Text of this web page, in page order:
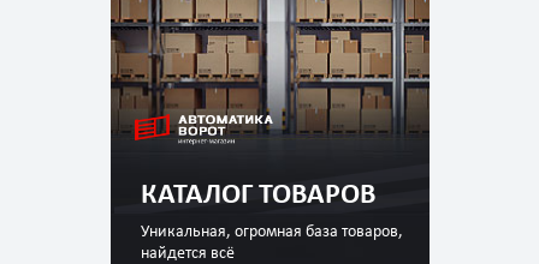
КАТАЛОГ ТОВАРОВ
Уникальная, огромная база товаров,
найдется всё